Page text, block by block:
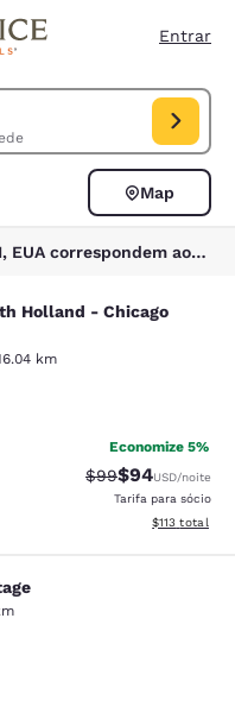
Entrar
IN, EUA. Data de check-in ago
Map
4 hotéis perto de East Chicago, IN, EUA correspondem aos seus filtros
-
Holland - Chicago
km
Razoável. 435 avaliações
Economize 5%
Tarifa anterior
$99Tarifa com
$94USD/noite
Tarifa para sócio
Exibir
$113 total
Razoável. 83 avaliações